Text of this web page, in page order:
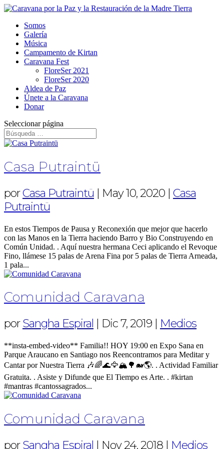
Somos
Galería
Música
Campamento de Kirtan
Caravana Fest
FloreSer 2021
FloreSer 2020
Aldea de Paz
Únete a la Caravana
Donar
Seleccionar página
Casa Putraintü
porCasa Putraintü | May 10, 2020 | Casa
Putraintü
En estos Tiempos de Pausa y Reconexión que mejor que hacerlo
con las Manos en la Tierra haciendo Barro y Bio Construyendo en
Común Unidad. . Aquí nuestra hermana Ceci aplicando el Revoque
Fino, llámese 15 palas de Arena Fina por 5 palas de Tierra Arneada,
1 pala...
Comunidad Caravana
porSangha Espiral Dic 7, 2019 Medios
**insta-embed-video** Familia!! HOY 19:00 en Expo Sana en
Parque Araucano en Santiago nos Reencontramos para Meditar y
Cantar por Nuestra Tierra 🎶🌈🌊🦅🏔🌳🐋🌎. . Actividad Familiar
Gratuita. . Asiste y Difunde que El Tiempo es Arte. . #kirtan
#mantras #cantossagrados...
Comunidad Caravana
porSangha Espiral | Nov 24, 2018 | Medios